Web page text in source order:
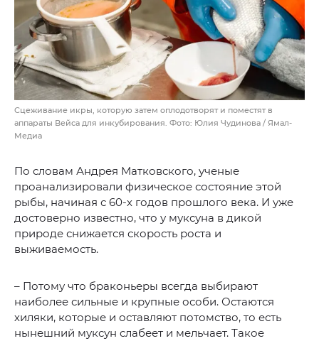
Сцеживание икры, которую затем оплодотворят и поместят в
аппараты Вейса для инкубирования. Фото: Юлия Чудинова / Ямал-
Медиа
По словам Андрея Матковского, ученые
проанализировали физическое состояние этой
рыбы, начиная с 60-х годов прошлого века. И уже
достоверно известно, что у муксуна в дикой
природе снижается скорость роста и
выживаемость.
– Потому что браконьеры всегда выбирают
наиболее сильные и крупные особи. Остаются
хиляки, которые и оставляют потомство, то есть
нынешний муксун слабеет и мельчает. Такое